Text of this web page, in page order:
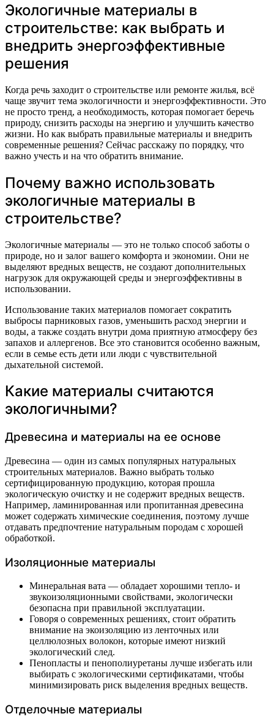
Экологичные материалы в
строительстве: как выбрать и
внедрить энергоэффективные
решения
Когда речь заходит о строительстве или ремонте жилья, всё
чаще звучит тема экологичности и энергоэффективности. Это
не просто тренд, а необходимость, которая помогает беречь
природу, снизить расходы на энергию и улучшить качество
жизни. Но как выбрать правильные материалы и внедрить
современные решения? Сейчас расскажу по порядку, что
важно учесть и на что обратить внимание.
Почему важно использовать
экологичные материалы в
строительстве?
Экологичные материалы — это не только способ заботы о
природе, но и залог вашего комфорта и экономии. Они не
выделяют вредных веществ, не создают дополнительных
нагрузок для окружающей среды и энергоэффективны в
использовании.
Использование таких материалов помогает сократить
выбросы парниковых газов, уменьшить расход энергии и
воды, а также создать внутри дома приятную атмосферу без
запахов и аллергенов. Все это становится особенно важным,
если в семье есть дети или люди с чувствительной
дыхательной системой.
Какие материалы считаются
экологичными?
Древесина и материалы на ее основе
Древесина — один из самых популярных натуральных
строительных материалов. Важно выбрать только
сертифицированную продукцию, которая прошла
экологическую очистку и не содержит вредных веществ.
Например, ламинированная или пропитанная древесина
может содержать химические соединения, поэтому лучше
отдавать предпочтение натуральным породам с хорошей
обработкой.
Изоляционные материалы
Минеральная вата — обладает хорошими тепло- и
звукоизоляционными свойствами, экологически
безопасна при правильной эксплуатации.
Говоря о современных решениях, стоит обратить
внимание на экоизоляцию из ленточных или
целлюлозных волокон, которые имеют низкий
экологический след.
Пенопласты и пенополиуретаны лучше избегать или
выбирать с экологическими сертификатами, чтобы
минимизировать риск выделения вредных веществ.
Отделочные материалы